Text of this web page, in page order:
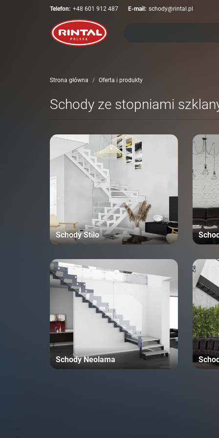
Telefon: +48 601 912 487 E-mail: schody@rintal.pl
Strona główna Oferta i produkty
Schody ze stopniami
Schody Stilo
Schody Neolama